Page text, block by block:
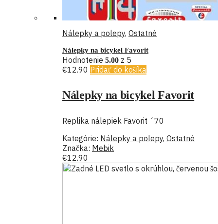
Nálepky a polepy, Ostatné
Nálepky na bicykel Favorit
Hodnotenie 5.00 z 5
€12.90 Pridať do košíka
Nálepky na bicykel Favorit
Replika nálepiek Favorit ´70
Kategórie: Nálepky a polepy, Ostatné
Značka: Mebik
€12.90